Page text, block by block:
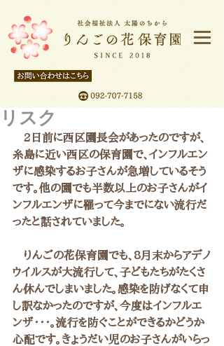
リスク
2日前に西区園長会があったのですが、
糸島に近い西区の保育園で、インフルエン
ザに感染するお子さんが急増しているそう
です。他の園でも半数以上のお子さんがイ
ンフルエンザに罹って今までにない流行だ
ったと話されていました。
りんごの花保育園でも、8月末からアデノ
ウイルスが大流行して、子どもたちがたくさ
ん休んでしまいました。感染を防げなくて申
し訳なかったのですが、今度はインフルエ
ンザ・・・。流行を防ぐことができるかどうか
心配です。きょうだい児のお子さんがいらっ